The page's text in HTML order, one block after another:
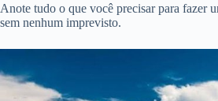
Anote tudo o que você precisar para fazer
sem nenhum imprevisto.